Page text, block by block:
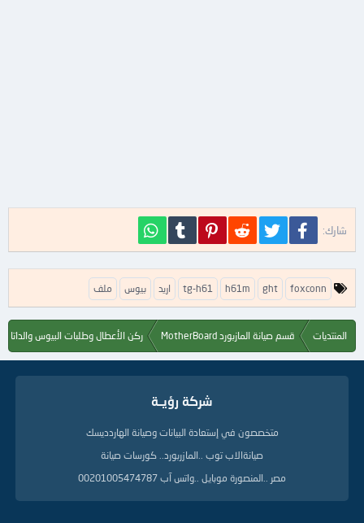
شارك: فيسبوك تويتر Reddit
Pinterest
Tumblr
ا
ل
م
ا
foxconn
ght
h61m
tg-h61 اريد بيوس ملف
المنتديات قسم صيانة المازبورد MotherBoard ركن الأعطال وطلبات البيوس والداتا
شركة رؤيــة
متخصصون في إستعادة البيانات وصيانة الهاردديسك
صيانةالاب توب ..المازربورد.. كورسات صيانة
مصر ..المنصورة موبايل ..واتس آب 00201005474787